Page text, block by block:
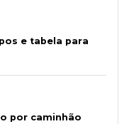
e tabela para
por caminhão